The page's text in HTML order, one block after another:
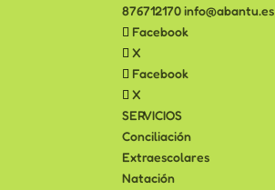
876712170 info@abantu.es
Facebook
X
Facebook
X
SERVICIOS
Conciliación
Extraescolares
Natación